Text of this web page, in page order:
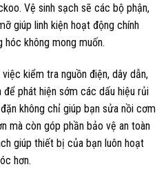
Vệ sinh sạch sẽ các bộ phận,
giúp linh kiện hoạt động chính
hóc không mong muốn.
kiểm tra nguồn điện, dây dẫn,
phát hiện sớm các dấu hiệu rủi
không chỉ giúp bạn sửa nồi cơm
mà còn góp phần bảo vệ an toàn
giúp thiết bị của bạn luôn hoạt
hơn.